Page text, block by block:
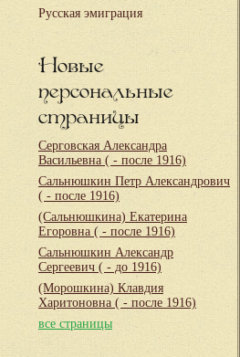
Русская эмиграция
Новые
персональные
страницы
Серговская Александра
Васильевна ( - после 1916)
Сальнюшкин Петр Александрович
( - после 1916)
(Сальнюшкина) Екатерина
Егоровна ( - после 1916)
Сальнюшкин Александр
Сергеевич ( - до 1916)
(Морошкина) Клавдия
Харитоновна ( - после 1916)
все страницы